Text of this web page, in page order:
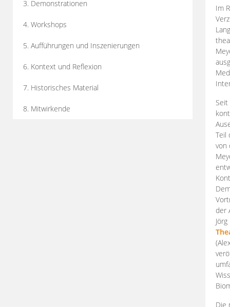
3. Demonstrationen
4. Workshops
5. Aufführungen und Inszenierungen
6. Kontext und Reflexion
7. Historisches Material
8. Mitwirkende
Im
Teil
von
der
Die